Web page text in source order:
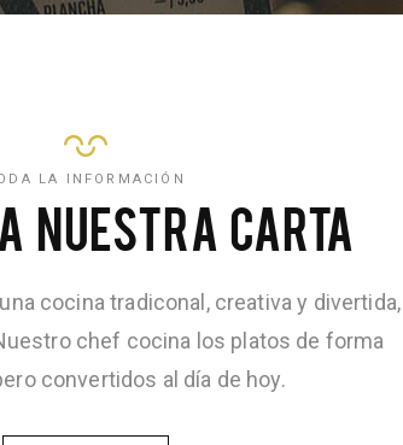
LA INFORMACIÓN
NUESTRA CARTA
cocina tradiconal, creativa y divertida,
chef cocina los platos de forma
convertidos al día de hoy.